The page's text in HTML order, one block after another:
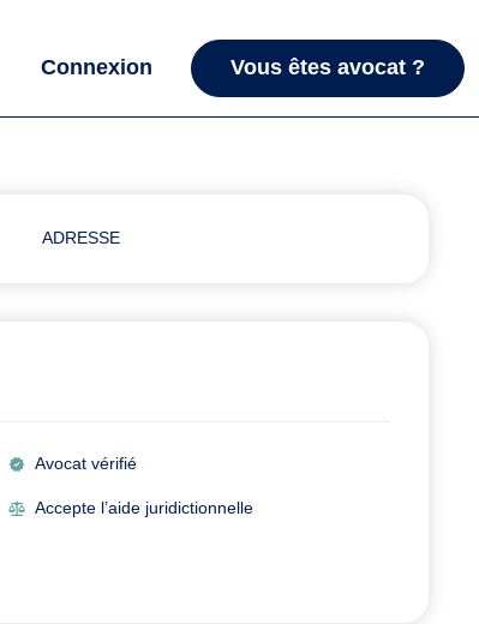
Connexion Vous êtes avocat ?
ADRESSE
Avocat vérifié
Accepte l’aide juridictionnelle